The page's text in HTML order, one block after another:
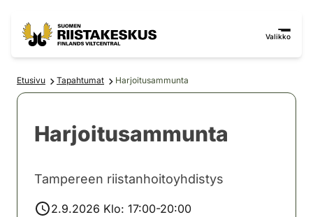
Valikko
Etusivu Tapahtumat Harjoitusammunta
Harjoitusammunta
Tampereen riistanhoitoyhdistys
2.9.2026 Klo: 17:00-20:00